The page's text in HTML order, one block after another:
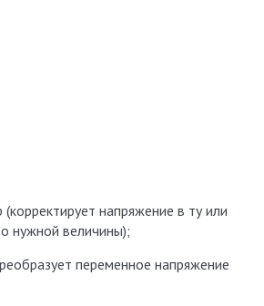
напряжение в ту или
нужной величины);
переменное напряжение